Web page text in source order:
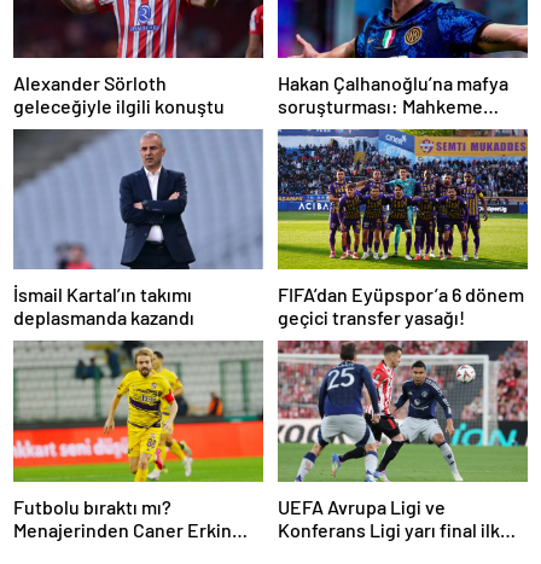
Alexander Sörloth
geleceğiyle ilgili konuştu
Hakan Çalhanoğlu’na mafya
soruşturması: Mahkeme
cezasını açıkladı
İsmail Kartal’ın takımı
deplasmanda kazandı
FIFA’dan Eyüpspor’a 6 dönem
geçici transfer yasağı!
Futbolu bıraktı mı?
Menajerinden Caner Erkin
UEFA Avrupa Ligi ve
Konferans Ligi yarı final ilk